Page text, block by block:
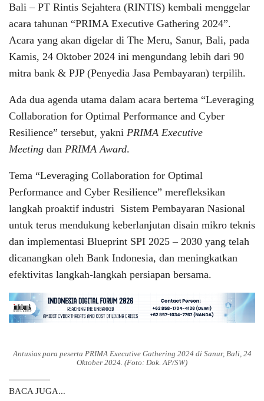
Bali – PT Rintis Sejahtera (RINTIS) kembali menggelar
acara tahunan “PRIMA Executive Gathering 2024”.
Acara yang akan digelar di The Meru, Sanur, Bali, pada
Kamis, 24 Oktober 2024 ini mengundang lebih dari 90
mitra bank & PJP (Penyedia Jasa Pembayaran) terpilih.
Ada dua agenda utama dalam acara bertema “Leveraging
Collaboration for Optimal Performance and Cyber
Resilience” tersebut, yakni PRIMA Executive
Meeting dan PRIMA Award.
Tema “Leveraging Collaboration for Optimal
Performance and Cyber Resilience” merefleksikan
langkah proaktif industri Sistem Pembayaran Nasional
untuk terus mendukung keberlanjutan disain mikro teknis
dan implementasi Blueprint SPI 2025 – 2030 yang telah
dicanangkan oleh Bank Indonesia, dan meningkatkan
efektivitas langkah-langkah persiapan bersama.
Antusias para peserta PRIMA Executive Gathering 2024 di Sanur, Bali, 24
Oktober 2024. (Foto: Dok. AP/SW)
BACA JUGA...